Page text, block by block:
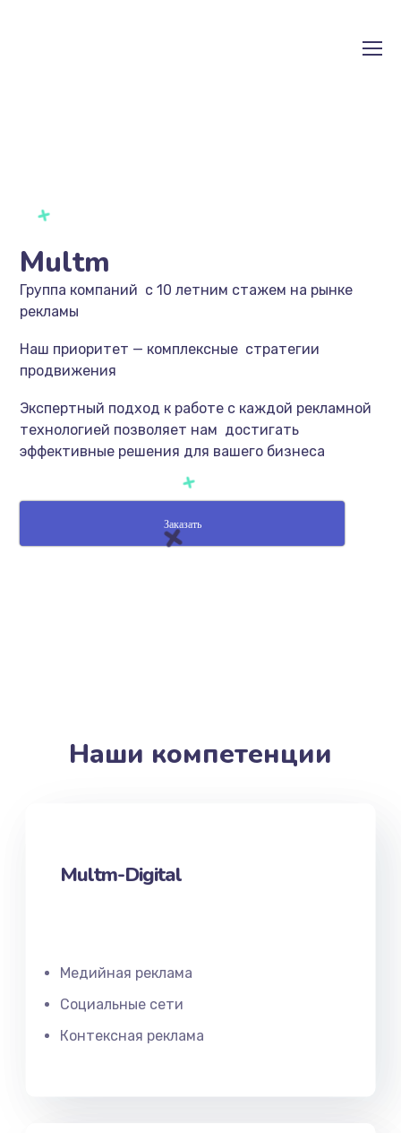
Multm
Группа компаний с 10 летним стажем на рынке
рекламы
Наш приоритет — комплексные стратегии
продвижения
Экспертный подход к работе с каждой рекламной
технологией позволяет нам достигать
эффективные решения для вашего бизнеса
Заказать
Наши компетенции
Multm-Digital
Медийная реклама
Социальные сети
Контексная реклама